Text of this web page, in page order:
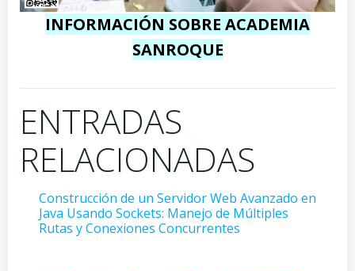
INFORMACIÓN SOBRE ACADEMIA
SANROQUE
ENTRADAS
RELACIONADAS
Construcción de un Servidor Web Avanzado en
Java Usando Sockets: Manejo de Múltiples
Rutas y Conexiones Concurrentes